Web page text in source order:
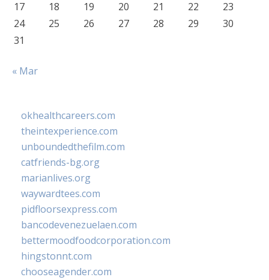
17 18 19 20 21 22
23
24
25 26 27 28 29
30
31
« Mar
okhealthcareers.com
theintexperience.com
unboundedthefilm.com
catfriends-bg.org
marianlives.org
waywardtees.com
pidfloorsexpress.com
bancodevenezuelaen.com
bettermoodfoodcorporation.com
hingstonnt.com
chooseagender.com